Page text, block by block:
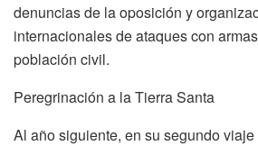
denuncias de la oposición y
internacionales de ataques con
población civil.
Peregrinación a la Tierra Santa
Al año siguiente, en su segundo